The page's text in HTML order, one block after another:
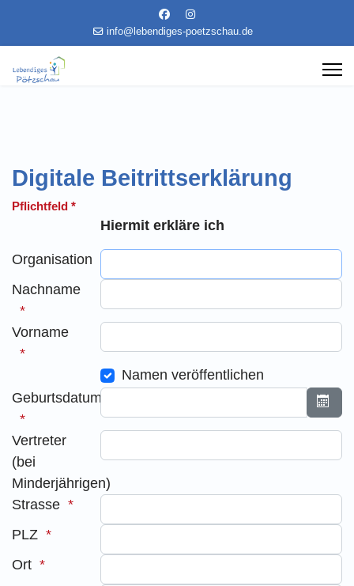
info@lebendiges-poetzschau.de
Digitale Beitrittserklärung
Pflichtfeld *
Hiermit erkläre ich
Organisation
Nachname
Vorname
Namen veröffentlichen
Geburtsdatum
Vertreter
(bei
Minderjährigen)
Strasse
PLZ
Ort